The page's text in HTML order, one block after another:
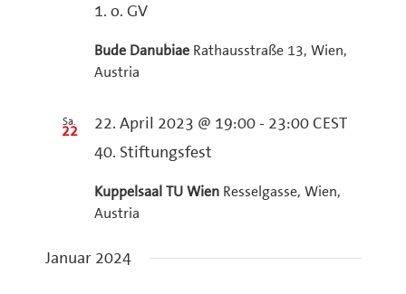
1. o. GV
Bude Danubiae Rathausstraße 13, Wien,
Austria
Sa.
22 22. April 2023 @ 19:00- 23:00 CEST
40. Stiftungsfest
Kuppelsaal TU Wien Resselgasse, Wien,
Austria
Januar 2024